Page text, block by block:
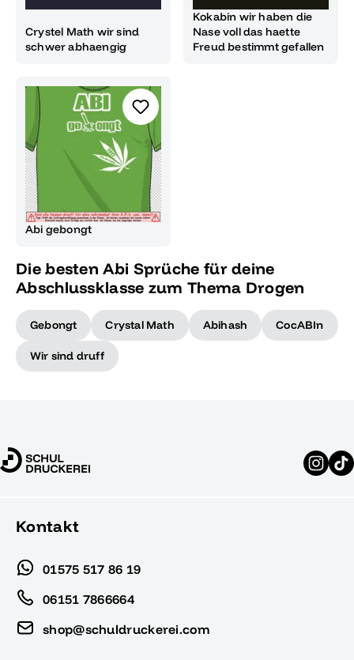
Crystel Math wir sind
schwer abhaengig
Kokabin wir haben die
Nase voll das haette
Freud bestimmt gefallen
Abi gebongt
Die besten Abi Sprüche für deine
Abschlussklasse zum Thema Drogen
Gebongt Crystal Math Abihash CocABIn
Wir sind druff
Kontakt
01575 517 86 19
06151 7866664
shop@schuldruckerei.com